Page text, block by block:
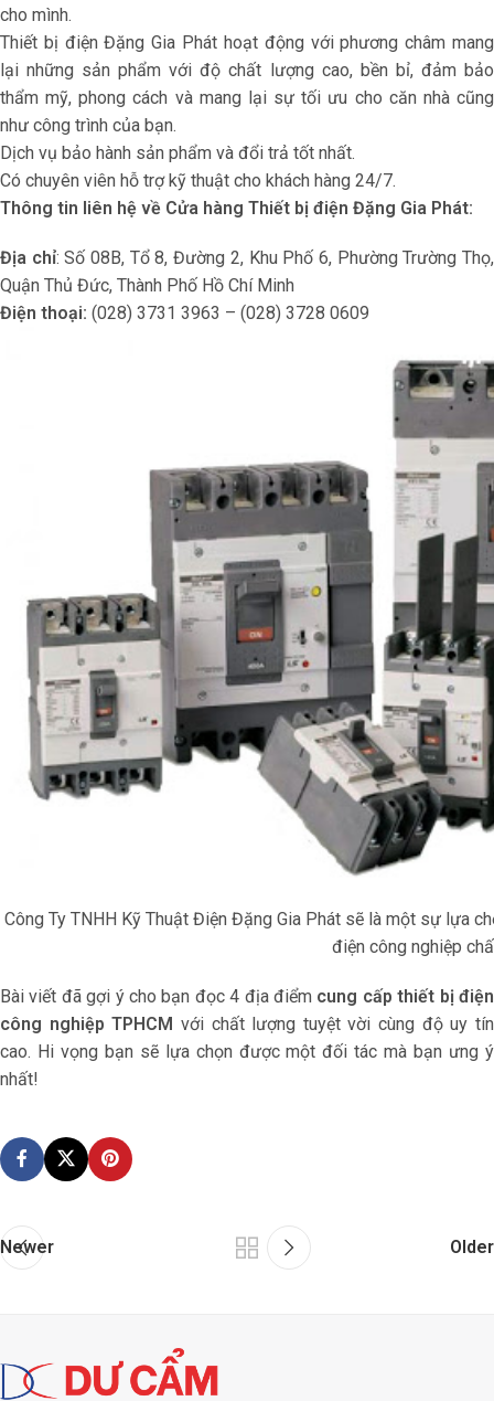
cho mình.
Thiết bị điện Đặng Gia Phát hoạt động với phương châm mang
lại những sản phẩm với độ chất lượng cao, bền bỉ, đảm bảo
thẩm mỹ, phong cách và mang lại sự tối ưu cho căn nhà cũng
như công trình của bạn.
Dịch vụ bảo hành sản phẩm và đổi trả tốt nhất.
Có chuyên viên hỗ trợ kỹ thuật cho khách hàng 24/7.
Thông tin liên hệ về Cửa hàng Thiết bị điện Đặng Gia Phát:
Địa chỉ: Số 08B, Tổ 8, Đường 2, Khu Phố 6, Phường Trường Thọ,
Quận Thủ Đức, Thành Phố Hồ Chí Minh
Điện thoại: (028) 3731 3963 – (028) 3728 0609
Công Ty TNHH Kỹ Thuật Điện Đặng Gia Phát sẽ là một sự lựa
điện công nghiệp
Bài viết đã gợi ý cho bạn đọc 4 địa điểm cung cấp thiết bị điện
công nghiệp TPHCM với chất lượng tuyệt vời cùng độ uy tín
cao. Hi vọng bạn sẽ lựa chọn được một đối tác mà bạn ưng ý
nhất!
Newer Older